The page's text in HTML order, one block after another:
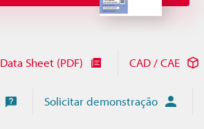
Data Sheet (PDF) CAD / CAE
Solicitar demonstração